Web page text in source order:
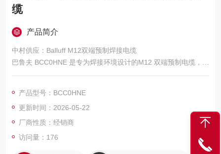
缆
产品简介
中村供应：Balluff M12双端预制焊接电缆
巴鲁夫 BCC0HNE 是专为焊接环境设计的M12 双端预制电缆，核
心优势是耐焊接飞溅、耐高温、高防护、信号稳定，适配焊接机
产品型号：BCC0HNE
更新时间：2026-05-22
厂商性质：经销商
访问量：176